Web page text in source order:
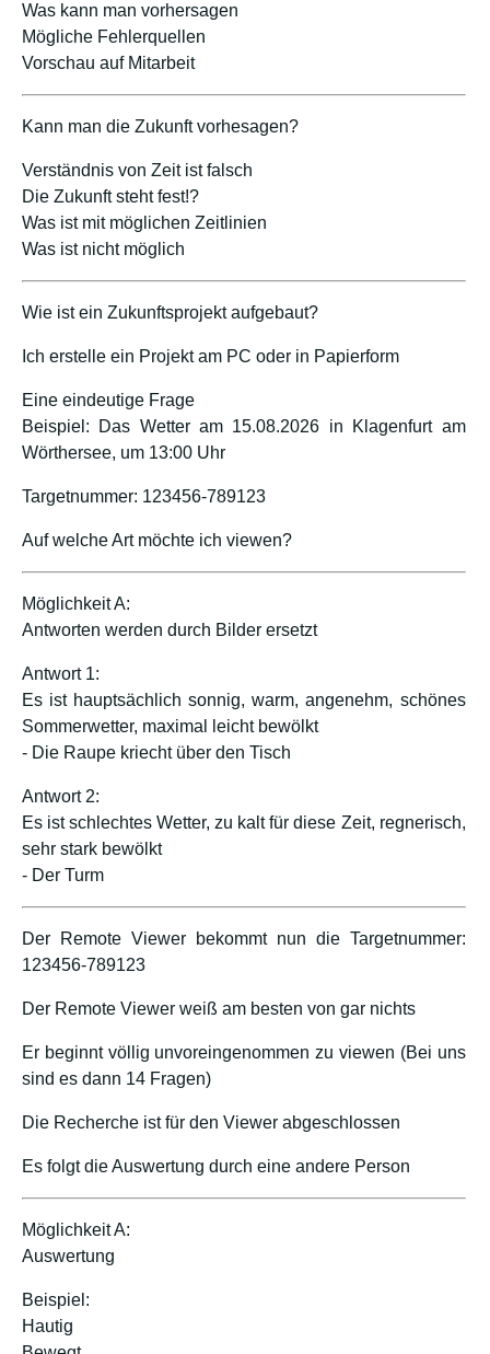
Was kann man vorhersagen
Mögliche Fehlerquellen
Vorschau auf Mitarbeit
Kann man die Zukunft vorhesagen?
Verständnis von Zeit ist falsch
Die Zukunft steht fest!?
Was ist mit möglichen Zeitlinien
Was ist nicht möglich
Wie ist ein Zukunftsprojekt aufgebaut?
Ich erstelle ein Projekt am PC oder in Papierform
Eine eindeutige Frage
Beispiel: Das Wetter am 15.08.2026 in Klagenfurt am
Wörthersee, um 13:00 Uhr
Targetnummer: 123456-789123
Auf welche Art möchte ich viewen?
Möglichkeit A:
Antworten werden durch Bilder ersetzt
Antwort 1:
Es ist hauptsächlich sonnig, warm, angenehm, schönes
Sommerwetter, maximal leicht bewölkt
- Die Raupe kriecht über den Tisch
Antwort 2:
Es ist schlechtes Wetter, zu kalt für diese Zeit, regnerisch,
sehr stark bewölkt
- Der Turm
Der Remote Viewer bekommt nun die Targetnummer:
123456-789123
Der Remote Viewer weiß am besten von gar nichts
Er beginnt völlig unvoreingenommen zu viewen (Bei uns
sind es dann 14 Fragen)
Die Recherche ist für den Viewer abgeschlossen
Es folgt die Auswertung durch eine andere Person
Möglichkeit A:
Auswertung
Beispiel:
Hautig